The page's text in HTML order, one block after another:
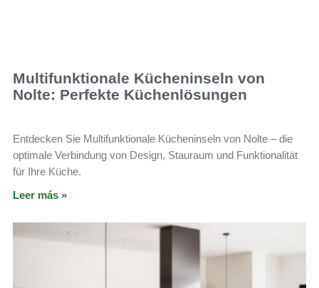
Multifunktionale Kücheninseln von
Nolte: Perfekte Küchenlösungen
Entdecken Sie Multifunktionale Kücheninseln von Nolte – die
optimale Verbindung von Design, Stauraum und Funktionalität
für Ihre Küche.
Leer más »